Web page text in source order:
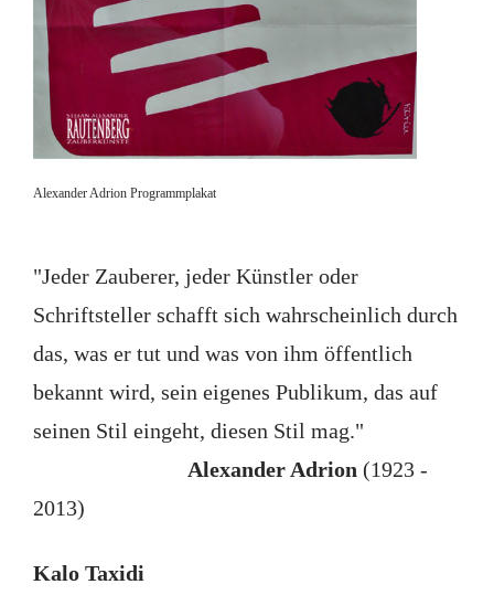
Alexander Adrion Programmplakat
"Jeder Zauberer, jeder Künstler oder
Schriftsteller schafft sich wahrscheinlich durch
das, was er tut und was von ihm öffentlich
bekannt wird, sein eigenes Publikum, das auf
seinen Stil eingeht, diesen Stil mag."
Alexander Adrion (1923 -
2013)
Kalo Taxidi